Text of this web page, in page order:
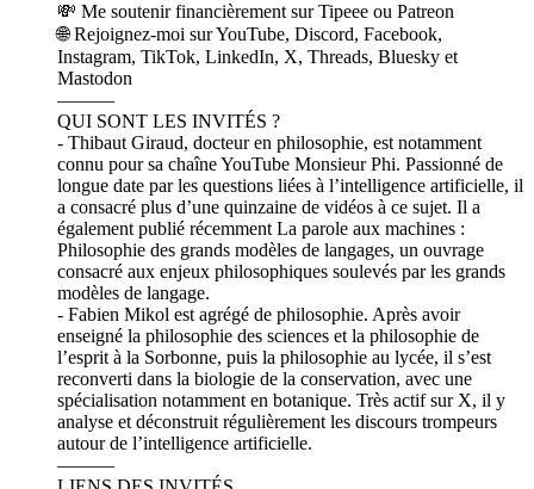
💸 Me soutenir financièrement sur Tipeee ou Patreon
🌐 Rejoignez-moi sur YouTube, Discord, Facebook,
Instagram, TikTok, LinkedIn, X, Threads, Bluesky et
Mastodon
———
QUI SONT LES INVITÉS ?
- Thibaut Giraud, docteur en philosophie, est notamment
connu pour sa chaîne YouTube Monsieur Phi. Passionné de
longue date par les questions liées à l’intelligence artificielle, il
a consacré plus d’une quinzaine de vidéos à ce sujet. Il a
également publié récemment La parole aux machines :
Philosophie des grands modèles de langages, un ouvrage
consacré aux enjeux philosophiques soulevés par les grands
modèles de langage.
- Fabien Mikol est agrégé de philosophie. Après avoir
enseigné la philosophie des sciences et la philosophie de
l’esprit à la Sorbonne, puis la philosophie au lycée, il s’est
reconverti dans la biologie de la conservation, avec une
spécialisation notamment en botanique. Très actif sur X, il y
analyse et déconstruit régulièrement les discours trompeurs
autour de l’intelligence artificielle.
———